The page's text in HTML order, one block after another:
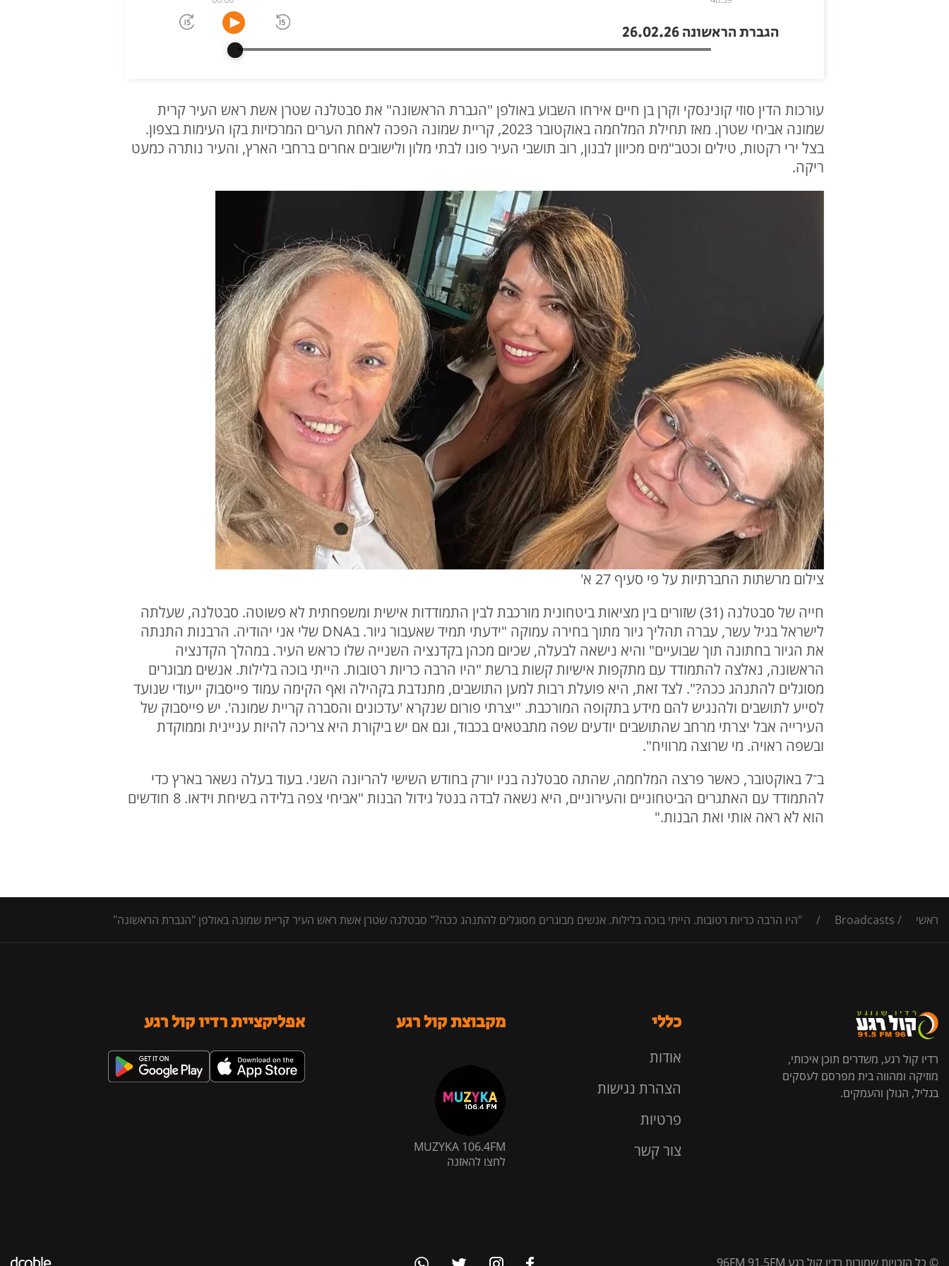
הגברת הראשונה 26.02.26
עורכות הדין סוזי קונינסקי וקרן בן חיים אירחו השבוע באולפן "הגברת הראשונה" את סבטלנה שטרן אשת ראש העיר קרית
שמונה אביחי שטרן. מאז תחילת המלחמה באוקטובר 2023, קריית שמונה הפכה לאחת הערים המרכזיות בקו העימות בצפון.
בצל ירי רקטות, טילים וכטב"מים מכיוון לבנון, רוב תושבי העיר פונו לבתי מלון ולישובים אחרים ברחבי הארץ, והעיר נותרה כמעט
ריקה.
צילום מרשתות החברתיות על פי סעיף 27 א'
חייה של סבטלנה (31) שזורים בין מציאות ביטחונית מורכבת לבין התמודדות אישית ומשפחתית לא פשוטה. סבטלנה, שעלתה
לישראל בגיל עשר, עברה תהליך גיור מתוך בחירה עמוקה "ידעתי תמיד שאעבור גיור. בDNA שלי אני יהודיה. הרבנות התנתה
את הגיור בחתונה תוך שבועיים" והיא נישאה לבעלה, שכיום מכהן בקדנציה השנייה שלו כראש העיר. במהלך הקדנציה
הראשונה, נאלצה להתמודד עם מתקפות אישיות קשות ברשת "היו הרבה כריות רטובות. הייתי בוכה בלילות. אנשים מבוגרים
מסוגלים להתנהג ככה?". לצד זאת, היא פועלת רבות למען התושבים, מתנדבת בקהילה ואף הקימה עמוד פייסבוק ייעודי שנועד
לסייע לתושבים ולהנגיש להם מידע בתקופה המורכבת. "יצרתי פורום שנקרא 'עדכונים והסברה קריית שמונה'. יש פייסבוק של
העירייה אבל יצרתי מרחב שהתושבים יודעים שפה מתבטאים בכבוד, וגם אם יש ביקורת היא צריכה להיות עניינית וממוקדת
ובשפה ראויה. מי שרוצה מרוויח".
ב־7 באוקטובר, כאשר פרצה המלחמה, שהתה סבטלנה בניו יורק בחודש השישי להריונה השני. בעוד בעלה נשאר בארץ כדי
להתמודד עם האתגרים הביטחוניים והעירוניים, היא נשאה לבדה בנטל גידול הבנות "אביחי צפה בלידה בשיחת וידאו. 8 חודשים
הוא לא ראה אותי ואת הבנות."
ראשי /
Broadcasts
/ "היו הרבה כריות רטובות. הייתי בוכה בלילות. אנשים מבוגרים מסוגלים להתנהג ככה?" סבטלנה שטרן אשת ראש העיר קריית שמונה באולפן "הגברת הראשונה"
רדיו קול רגע, משדרים תוכן איכותי,
מוזיקה ומהווה בית מפרסם לעסקים
בגליל, הגולן והעמקים.
כללי
אודות
הצהרת נגישות
פרטיות
צור קשר
מקבוצת קול רגע
MUZYKA 106.4FM
לחצו להאזנה
אפליקציית רדיו קול רגע
© כל הזכויות שמורות רדיו קול רגע 96FM 91.5FM